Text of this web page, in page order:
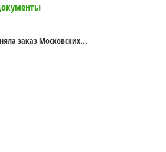
заказ Московских...